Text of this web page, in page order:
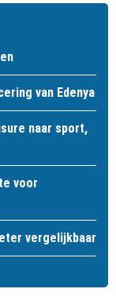
van Edenya
naar sport,
voor
vergelijkbaar